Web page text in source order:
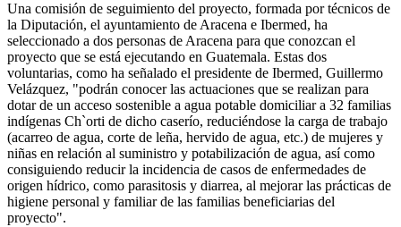
Una comisión de seguimiento del proyecto, formada por técnicos de
la Diputación, el ayuntamiento de Aracena e Ibermed, ha
seleccionado a dos personas de Aracena para que conozcan el
proyecto que se está ejecutando en Guatemala. Estas dos
voluntarias, como ha señalado el presidente de Ibermed, Guillermo
Velázquez, "podrán conocer las actuaciones que se realizan para
dotar de un acceso sostenible a agua potable domiciliar a 32 familias
indígenas Ch`orti de dicho caserío, reduciéndose la carga de trabajo
(acarreo de agua, corte de leña, hervido de agua, etc.) de mujeres y
niñas en relación al suministro y potabilización de agua, así como
consiguiendo reducir la incidencia de casos de enfermedades de
origen hídrico, como parasitosis y diarrea, al mejorar las prácticas de
higiene personal y familiar de las familias beneficiarias del
proyecto".